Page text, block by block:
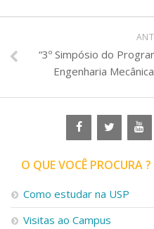
“3º Simpósio do
Engenharia
O QUE VOCÊ PROCURA ?
Como estudar na USP
Visitas ao Campus